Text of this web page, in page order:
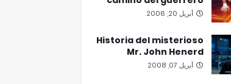
أبريل 20, 2006
Historia del misterioso
Mr. John Henerd
أبريل 07, 2008